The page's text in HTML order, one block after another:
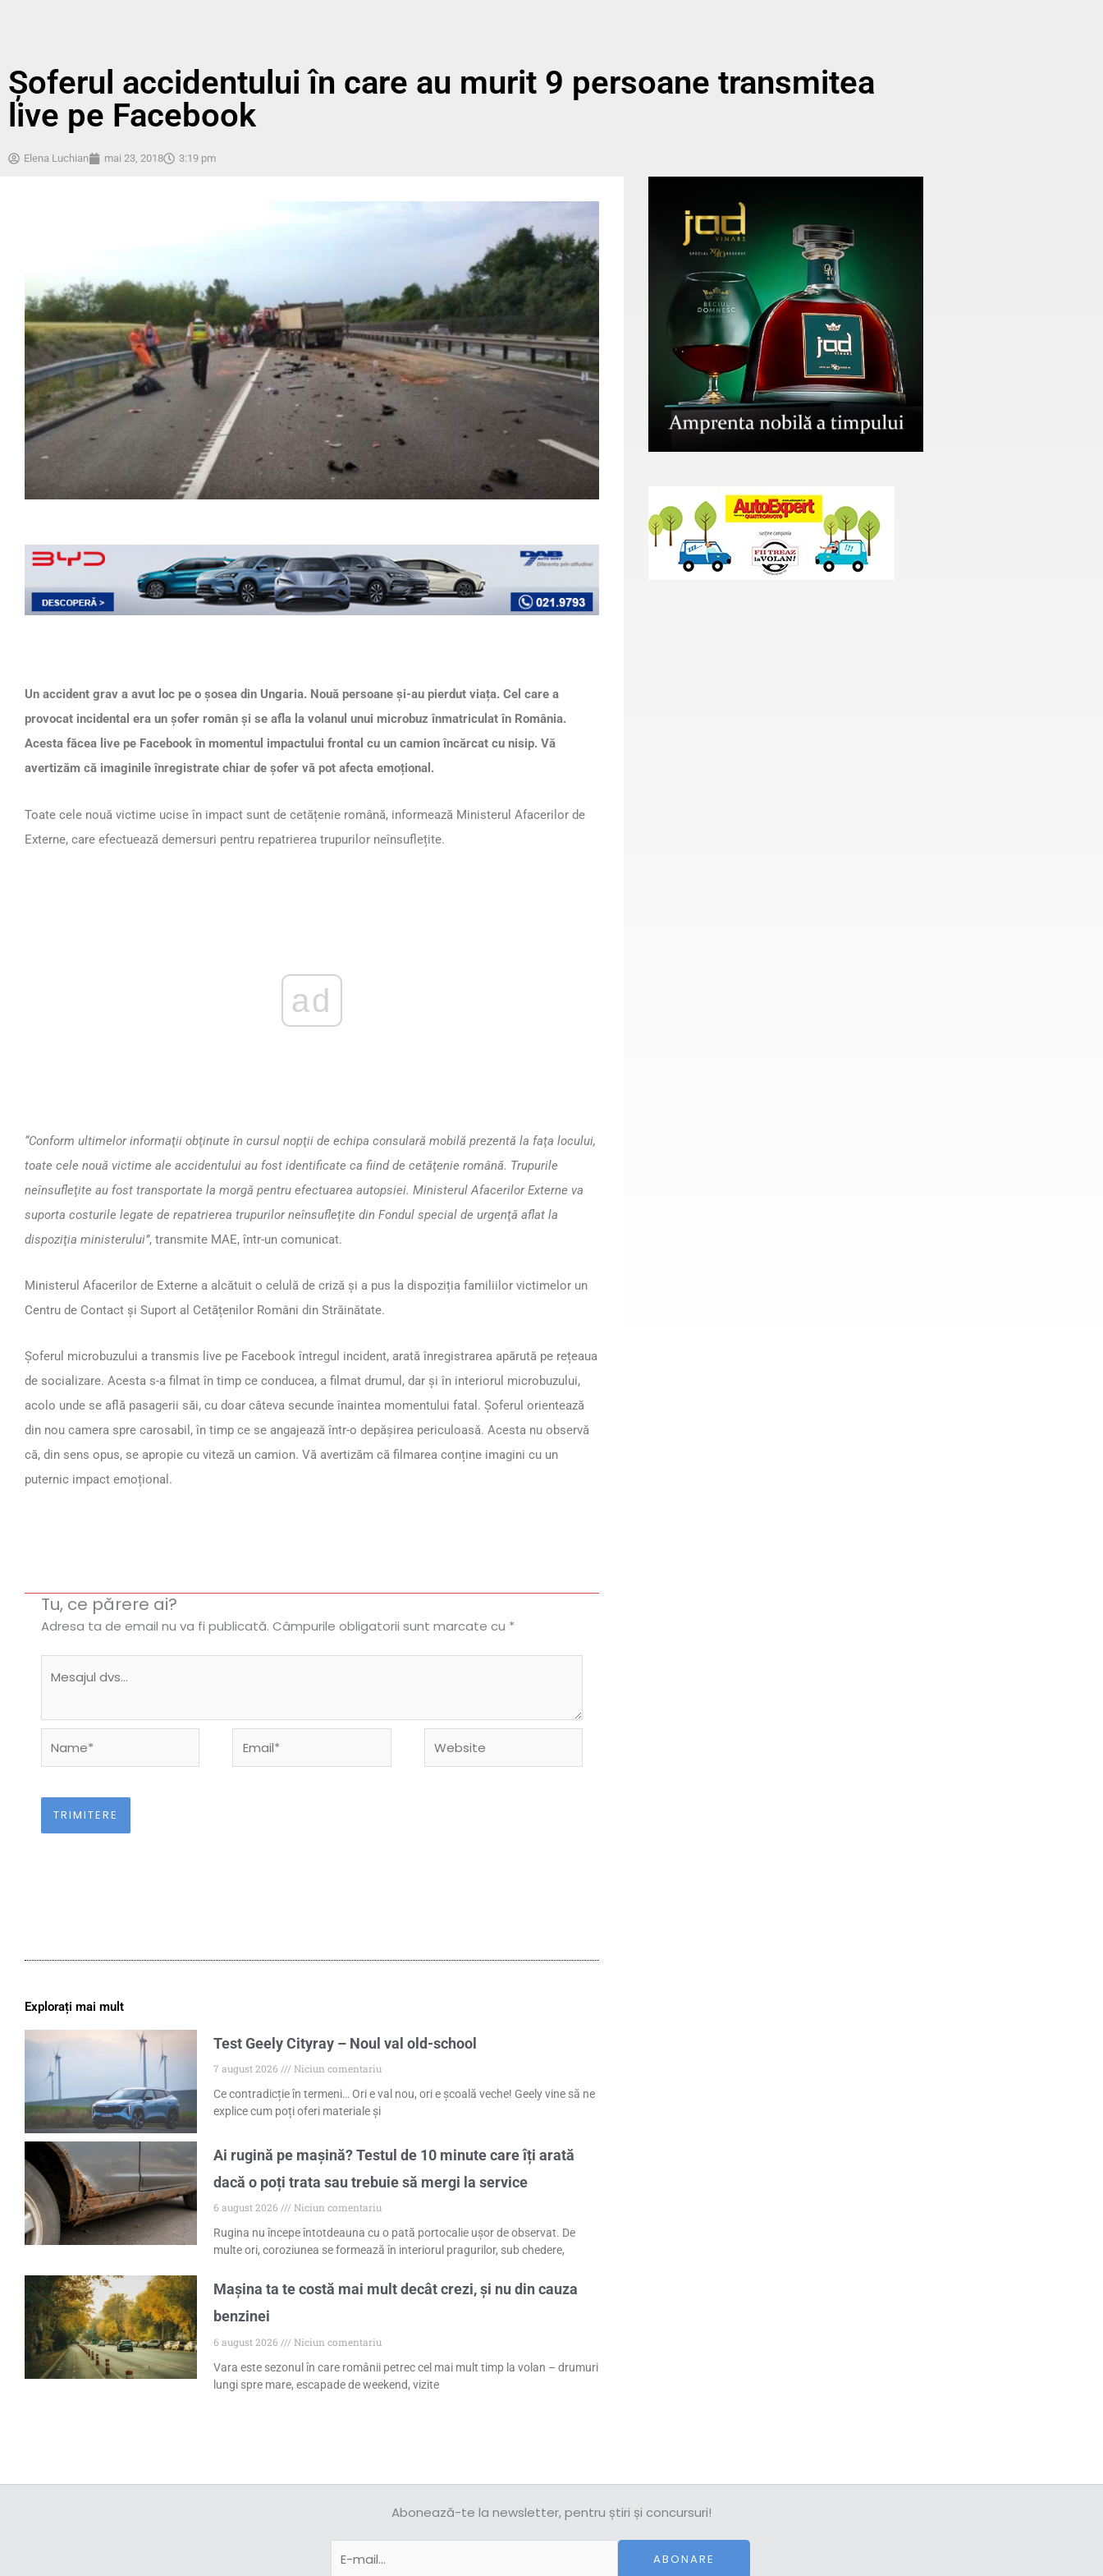
Șoferul accidentului în care au murit 9 persoane transmitea
live pe Facebook
Elena Luchian mai 23, 2018 3:19 pm
Un accident grav a avut loc pe o șosea din Ungaria. Nouă persoane și-au pierdut viața. Cel care a
provocat incidental era un șofer român și se afla la volanul unui microbuz înmatriculat în România.
Acesta făcea live pe Facebook în momentul impactului frontal cu un camionîncărcat cu nisip. Vă
avertizăm că imaginile înregistrate chiar de șofer vă pot afecta emoțional.
Toate cele nouă victime ucise în impact sunt de cetățenie română, informează Ministerul Afacerilor de
Externe, care efectuează demersuri pentru repatrierea trupurilor neînsuflețite.
ad
“Conform ultimelor informaţii obţinute în cursul nopţii de echipa consulară mobilă prezentă la faţa locului,
toate cele nouă victime ale accidentului au fost identificate ca fiind de cetăţenie română. Trupurile
neînsufleţite au fost transportate la morgă pentru efectuarea autopsiei. Ministerul Afacerilor Externe va
suporta costurile legate de repatrierea trupurilor neînsufleţite din Fondul special de urgenţă aflat la
dispoziţia ministerului”, transmite MAE, într-un comunicat.
Ministerul Afacerilor de Externe a alcătuit o celulă de criză și a pus la dispoziția familiilor victimelor un
Centru de Contact și Suport al Cetățenilor Români din Străinătate.
Șoferul microbuzului a transmis live pe Facebook întregul incident, arată înregistrarea apărută pe rețeaua
de socializare. Acesta s-a filmat în timp ce conducea, a filmat drumul, dar și în interiorul microbuzului,
acolo unde se află pasagerii săi, cu doar câteva secunde înaintea momentului fatal. Șoferul orientează
din nou camera spre carosabil, în timp ce se angajează într-o depășirea periculoasă. Acesta nu observă
că, din sens opus, se apropie cu viteză un camion. Vă avertizăm că filmarea conține imagini cu un
puternic impact emoțional.
Tu, ce părere ai?
Adresa ta de email nu va fi publicată. Câmpurile obligatorii sunt marcate cu *
Explorați mai mult
Test Geely Cityray – Noul val old-school
7 august 2026
Niciun comentariu
Ce contradicție în termeni… Ori e val nou, ori e școală veche! Geely vine să ne
explice cum poți oferi materiale și
Ai rugină pe mașină? Testul de 10 minute care îți arată
dacă o poți trata sau trebuie să mergi la service
6 august 2026
Niciun comentariu
Rugina nu începe întotdeauna cu o pată portocalie ușor de observat. De
multe ori, coroziunea se formează în interiorul pragurilor, sub chedere,
Mașina ta te costă mai mult decât crezi, și nu din cauza
benzinei
6 august 2026
Niciun comentariu
Vara este sezonul în care românii petrec cel mai mult timp la volan – drumuri
lungi spre mare, escapade de weekend, vizite
Abonează-te la newsletter, pentru știri și concursuri!
ABONARE